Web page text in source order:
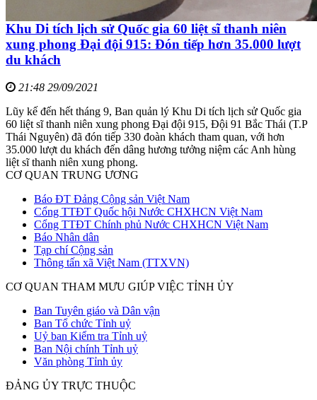
Khu Di tích lịch sử Quốc gia 60 liệt sĩ thanh niên
xung phong Đại đội 915: Đón tiếp hơn 35.000 lượt
du khách
21:48 29/09/2021
Lũy kế đến hết tháng 9, Ban quản lý Khu Di tích lịch sử Quốc gia
60 liệt sĩ thanh niên xung phong Đại đội 915, Đội 91 Bắc Thái (T.P
Thái Nguyên) đã đón tiếp 330 đoàn khách tham quan, với hơn
35.000 lượt du khách đến dâng hương tưởng niệm các Anh hùng
liệt sĩ thanh niên xung phong.
CƠ QUAN TRUNG ƯƠNG
Báo ĐT Đảng Cộng sản Việt Nam
Cổng TTĐT Quốc hội Nước CHXHCN Việt Nam
Cổng TTĐT Chính phủ Nước CHXHCN Việt Nam
Báo Nhân dân
Tạp chí Cộng sản
Thông tấn xã Việt Nam (TTXVN)
CƠ QUAN THAM MƯU GIÚP VIỆC TỈNH ỦY
Ban Tuyên giáo và Dân vận
Ban Tổ chức Tỉnh uỷ
Uỷ ban Kiểm tra Tỉnh uỷ
Ban Nội chính Tỉnh uỷ
Văn phòng Tỉnh ủy
ĐẢNG ỦY TRỰC THUỘC